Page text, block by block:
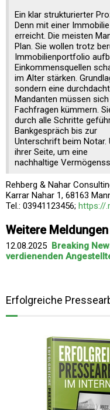
Ein klar strukturierter
Denn mit einer
erreicht. Die meisten
Plan. Sie wollen trotz
Immobilienportfolio
Einkommensquellen
im Alter stärken.
sondern eine
Mandanten müssen
Fachfragen kümmern.
durch alle Schritte
Bankgespräch bis zur
Unterschrift beim Notar.
ihrer Seite, um eine
nachhaltige
Rehberg & Nahar
Karrar Nahar 1, 68163
Tel.: 03941123456; https://
Weitere
12.08.2025 Breaking
verdienenden
Erfolgreiche